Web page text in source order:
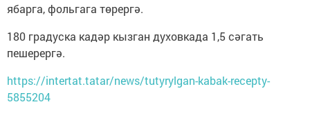
ябарга, фольгага төрергә.
180 градуска кадәр кызган духовкада 1,5 сәгать
пешерергә.
https://intertat.tatar/news/tutyrylgan-kabak-recepty-
5855204